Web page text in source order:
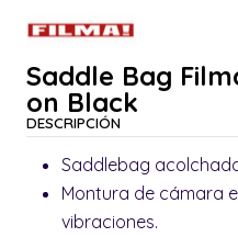
Saddle Bag
on Black
DESCRIPCIÓN
Saddlebag
Montura de cámara
vibraciones.